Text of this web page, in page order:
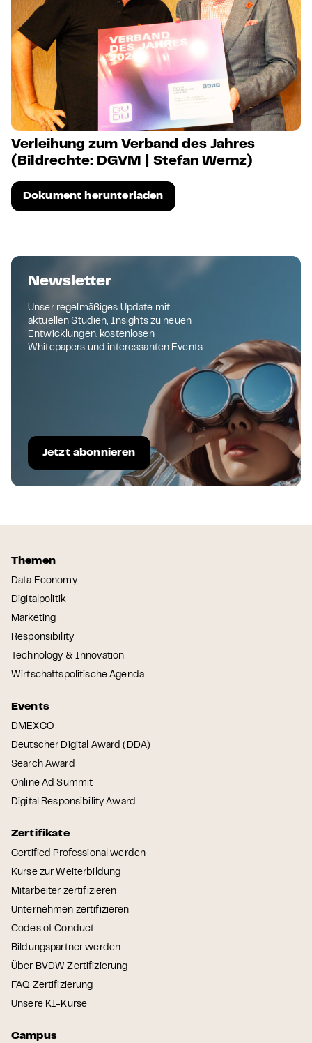
Verleihung zum Verband des Jahres
(Bildrechte: DGVM | Stefan Wernz)
Dokument herunterladen
Newsletter
Unser regelmäßiges Update mit
aktuellen Studien, Insights zu neuen
Entwicklungen, kostenlosen
Whitepapers und interessanten Events.
Jetzt abonnieren
Themen
Data Economy
Digitalpolitik
Marketing
Responsibility
Technology & Innovation
Wirtschaftspolitische Agenda
Events
DMEXCO
Deutscher Digital Award (DDA)
Search Award
Online Ad Summit
Digital Responsibility Award
Zertifikate
Certified Professional werden
Kurse zur Weiterbildung
Mitarbeiter zertifizieren
Unternehmen zertifizieren
Codes of Conduct
Bildungspartner werden
Über BVDW Zertifizierung
FAQ Zertifizierung
Unsere KI-Kurse
Campus